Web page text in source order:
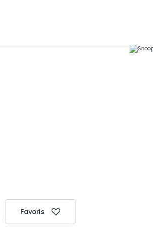
Favoris